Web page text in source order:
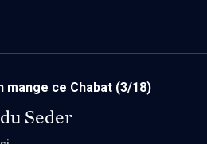
mange ce Chabat (3/18)
Seder